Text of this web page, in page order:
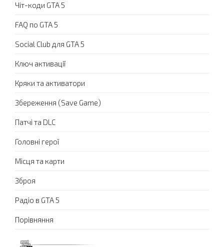
Чіт-коди GTA 5
FAQ по GTA 5
Social Club для GTA 5
Ключ активації
Кряки та активатори
Збереження (Save Game)
Патчі та DLC
Головні герої
Місця та карти
Зброя
Радіо в GTA 5
Порівняння